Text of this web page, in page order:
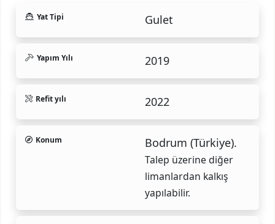
Yat Tipi Gulet
Yapım Yılı 2019
Refit yılı 2022
Konum Bodrum (Türkiye).
Talep üzerine diğer
limanlardan kalkış
yapılabilir.